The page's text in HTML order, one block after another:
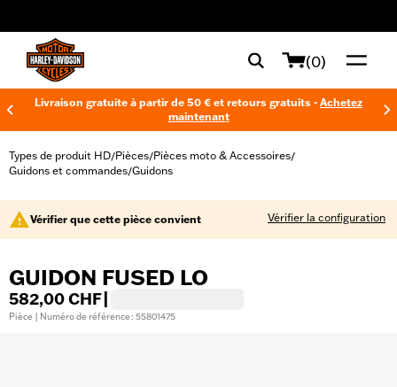
(0)
Livraison gratuite à partir de 50 € et retours gratuits - Achetez
maintenant
Types de produit HD/Pièces/Pièces moto & Accessoires/
Guidons et commandes/Guidons
Vérifier que cette pièce convient Vérifier la configuration
GUIDON FUSED LO
582,00 CHF
Pièce | Numéro de référence : 55801475